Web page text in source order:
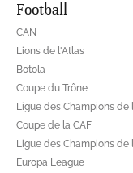
Football
CAN
Lions de l'Atlas
Botola
Coupe du Trône
Ligue des Champions de
Coupe de la CAF
Ligue des Champions de
Europa League